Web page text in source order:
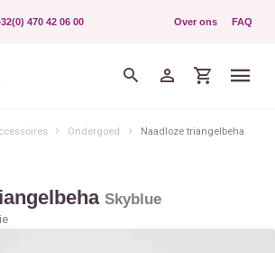
470 42 06 00 Over ons FAQ
Ondergoed Naadloze triangelbeha
Skyblue